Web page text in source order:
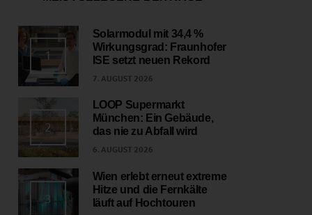
1
Solarmodul mit 34,4 %
Wirkungsgrad: Fraunhofer
ISE setzt neuen Rekord
7. AUGUST 2026
2
LOOP Supermarkt
München: Ein Gebäude,
das nie zu Abfall wird
6. AUGUST 2026
3
Wien erlebt erneut extreme
Hitze und die Fernkälte
läuft auf Hochtouren